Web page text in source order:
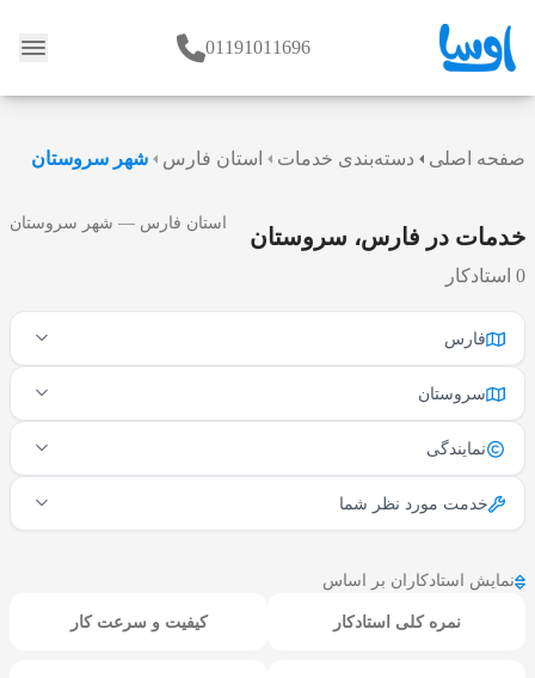
وبلاگ 01191011696
صفحه اصلی دسته‌بندی خدمات استان فارس شهر سروستان
خدمات در فارس، سروستان
0 استادکار
استان فارس — شهر سروستان
فارس
سروستان
نمایندگی
خدمت مورد نظر شما
نمایش استادکاران بر اساس
نمره کلی استادکار کیفیت و سرعت کار